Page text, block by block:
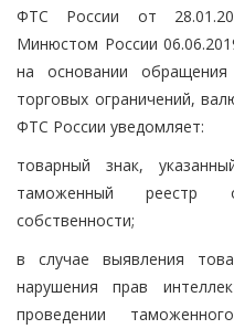
ФТС России от
Минюстом России
на основании обращения
торговых ограничений,
ФТС России уведомляет:
товарный знак,
таможенный реестр
собственности;
в случае выявления
нарушения прав
проведении